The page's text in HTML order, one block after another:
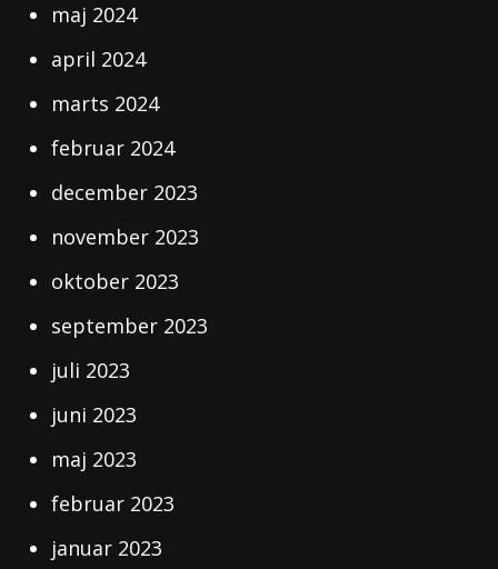
maj 2024
april 2024
marts 2024
februar 2024
december 2023
november 2023
oktober 2023
september 2023
juli 2023
juni 2023
maj 2023
februar 2023
januar 2023